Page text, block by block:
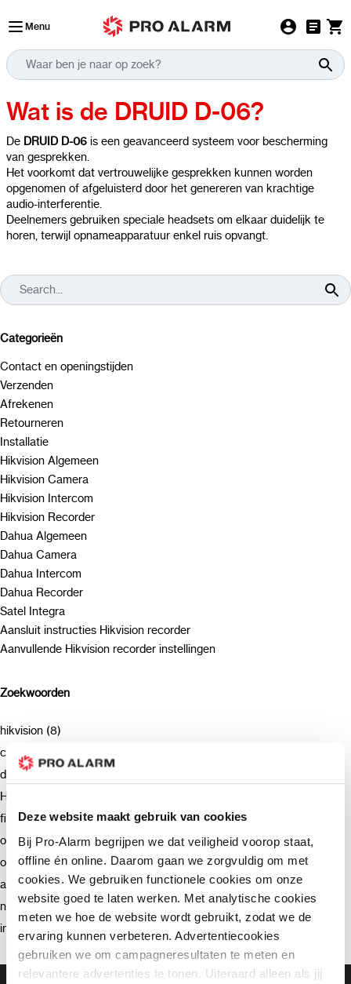
Deze website maakt gebruik van cookies
Bij Pro-Alarm begrijpen we dat veiligheid voorop staat,
offline én online. Daarom gaan we zorgvuldig om met
cookies. We gebruiken functionele cookies om onze
website goed te laten werken. Met analytische cookies
meten we hoe de website wordt gebruikt, zodat we de
ervaring kunnen verbeteren. Advertentiecookies
gebruiken we om campagneresultaten te meten en
relevantere advertenties te tonen. Uiteraard alleen als jij
Menu
Wat is de DRUID D-06?
De DRUID D-06 is een geavanceerd systeem voor bescherming
van gesprekken.
Het voorkomt dat vertrouwelijke gesprekken kunnen worden
opgenomen of afgeluisterd door het genereren van krachtige
audio-interferentie.
Deelnemers gebruiken speciale headsets om elkaar duidelijk te
horen, terwijl opnameapparatuur enkel ruis opvangt.
Categorieën
Contact en openingstijden
Verzenden
Afrekenen
Retourneren
Installatie
Hikvision Algemeen
Hikvision Camera
Hikvision Intercom
Hikvision Recorder
Dahua Algemeen
Dahua Camera
Dahua Intercom
Dahua Recorder
Satel Integra
Aansluit instructies Hikvision recorder
Aanvullende Hikvision recorder instellingen
Zoekwoorden
hikvision (8)
camera (7)
deurbel (4)
Hikvision (3)
firmware (3)
ondersteuning (2)
opnemen (2)
advies (2)
netwerkrecorder (2)
intercom (2)